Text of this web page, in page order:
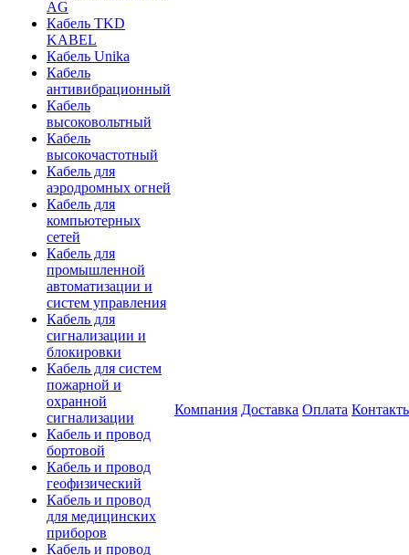
AG
Кабель TKD
KABEL
Кабель Unika
Кабель
антивибрационный
Кабель
высоковольтный
Кабель
высокочастотный
Кабель для
аэродромных огней
Кабель для
компьютерных
сетей
Кабель для
промышленной
автоматизации и
систем управления
Кабель для
сигнализации и
блокировки
Кабель для систем
пожарной и
охранной
сигнализации
Кабель и провод
бортовой
Кабель и провод
геофизический
Кабель и провод
для медицинских
приборов
Кабель и провод
Компания Доставка Оплата